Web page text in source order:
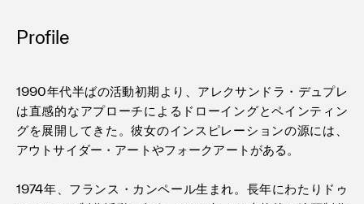
Profile
1990年代半ばの活動初期より、アレクサンドラ・デュプレ
は直感的なアプローチによるドローイングとペインティン
グを展開してきた。彼女のインスピレーションの源には、
アウトサイダー・アートやフォークアートがある。
1974年、フランス・カンペール生まれ。長年にわたりドゥ